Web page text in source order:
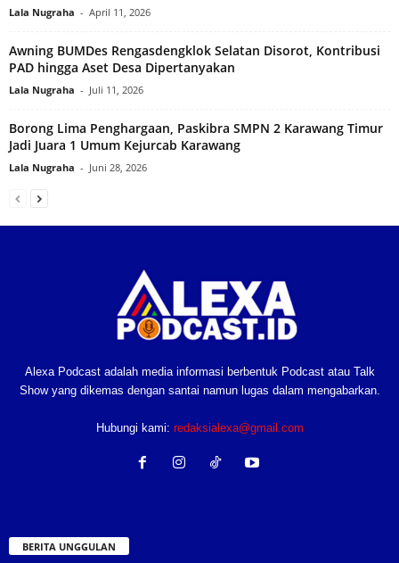
Lala Nugraha - April 11, 2026
Awning BUMDes Rengasdengklok Selatan Disorot, Kontribusi
PAD hingga Aset Desa Dipertanyakan
Lala Nugraha - Juli 11, 2026
Borong Lima Penghargaan, Paskibra SMPN 2 Karawang Timur
Jadi Juara 1 Umum Kejurcab Karawang
Lala Nugraha - Juni 28, 2026
Alexa Podcast adalah media informasi berbentuk Podcast atau Talk
Show yang dikemas dengan santai namun lugas dalam mengabarkan.
Hubungi kami: redaksialexa@gmail.com
BERITA UNGGULAN